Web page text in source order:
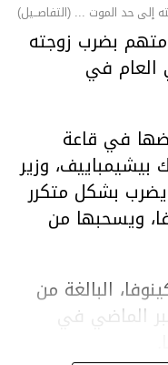
إلى حد الموت ... (التفاصــيل)
بضرب زوجته
العام في
في قاعة
بيشيمباييف، وزير
بشكل متكرر
ويسحبها من
البالغة من
الماضي في